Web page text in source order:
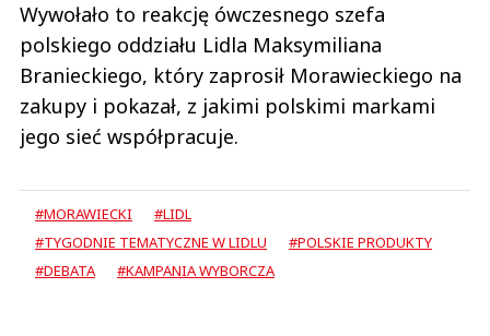
Wywołało to reakcję ówczesnego szefa
polskiego oddziału Lidla Maksymiliana
Branieckiego, który zaprosił Morawieckiego na
zakupy i pokazał, z jakimi polskimi markami
jego sieć współpracuje.
#MORAWIECKI
#LIDL
#TYGODNIE TEMATYCZNE W LIDLU
#POLSKIE PRODUKTY
#DEBATA
#KAMPANIA WYBORCZA